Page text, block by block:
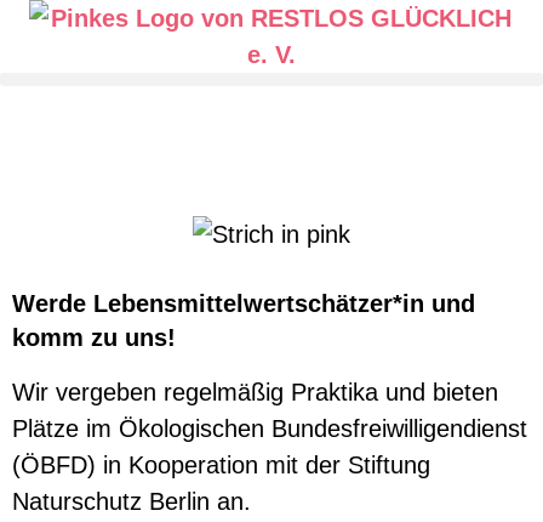
Werde Lebensmittelwertschätzer*in und
komm zu uns!
Wir vergeben regelmäßig Praktika und bieten
Plätze im Ökologischen Bundesfreiwilligendienst
(ÖBFD) in Kooperation mit der Stiftung
Naturschutz Berlin an.